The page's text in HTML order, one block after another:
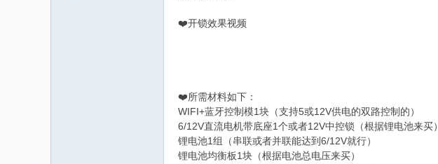
❤️开锁效果视频
❤️所需材料如下：
WIFI+蓝牙控制模1块（支持5或12V供电的双路控制的）
6/12V直流电机带底座1个或者12V中控锁（根据锂电池来买）
锂电池1组（串联或者并联能达到6/12V就行）
锂电池均衡板1块（根据电池总电压来买）